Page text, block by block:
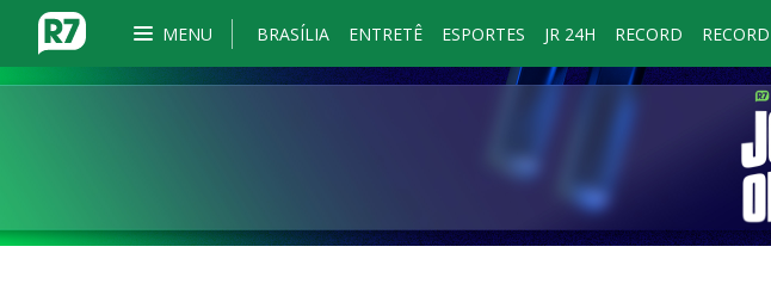
MENU BRASÍLIA ENTRETÊ ESPORTES JR 24H RECORD